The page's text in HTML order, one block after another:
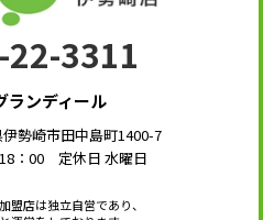
3311
ランディール
勢崎市田中島町1400-7
：00 定休日 水曜日
店は独立自営であり、